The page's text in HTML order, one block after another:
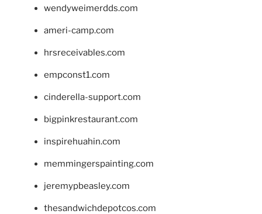
wendyweimerdds.com
ameri-camp.com
hrsreceivables.com
empconst1.com
cinderella-support.com
bigpinkrestaurant.com
inspirehuahin.com
memmingerspainting.com
jeremypbeasley.com
thesandwichdepotcos.com